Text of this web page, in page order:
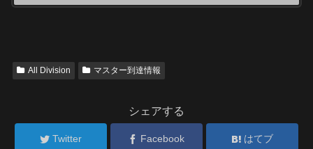
All Division マスター到達情報
シェアする
Twitter Facebook はてブ